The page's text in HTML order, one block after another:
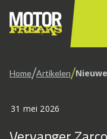
Home/Artikelen/
31 mei 2026